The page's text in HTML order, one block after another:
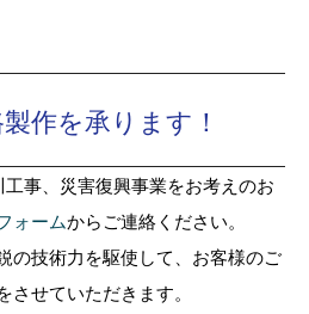
作を承ります！
事、災害復興事業をお考えのお
ォームからご連絡ください。
の技術力を駆使して、お客様のご
せていただきます。